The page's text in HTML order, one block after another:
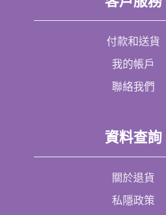
付款和送貨
我的帳戶
聯絡我們
資料查詢
關於退貨
私隱政策